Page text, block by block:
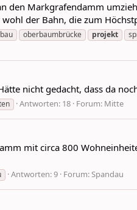
den Markgrafendamm
der Bahn, die zum
oberbaumbrücke projekt
nicht gedacht, dass da
Antworten: 18 Forum: Mitte
mit circa 800
Antworten: 9 Forum:Spandau